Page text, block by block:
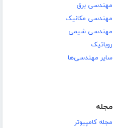
مهندسی برق
مهندسی مکانیک
مهندسی شیمی
روباتیک
سایر مهندسی‌ها
مجله
مجله کامپیوتر